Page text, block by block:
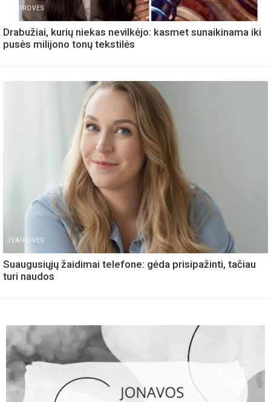
IVAIROVES
Drabužiai, kurių niekas nevilkėjo: kasmet sunaikinama iki
pusės milijono tonų tekstilės
IVAIROVES
Suaugusiųjų žaidimai telefone: gėda prisipažinti, tačiau
turi naudos